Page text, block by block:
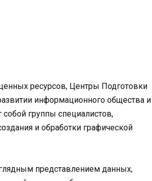
ресурсов, Центры Подготовки
информационного общества и
группы специалистов,
и обработки графической
представлением данных,